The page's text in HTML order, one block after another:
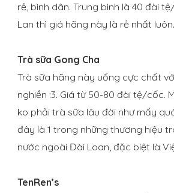
rẻ, bình dân. Trung bình là 40 đài
Lan thì giá hãng này là rẻ nhất luôn.
Trà sữa Gong Cha
Trà sữa hãng này uống cực chất
nghiền :3. Giá từ 50-80 đài tệ/cốc.
ko phải trà sữa lâu đời như mấy
đây là 1 trong những thương hiệu
nước ngoài Đài Loan, đặc biệt là
TenRen’s